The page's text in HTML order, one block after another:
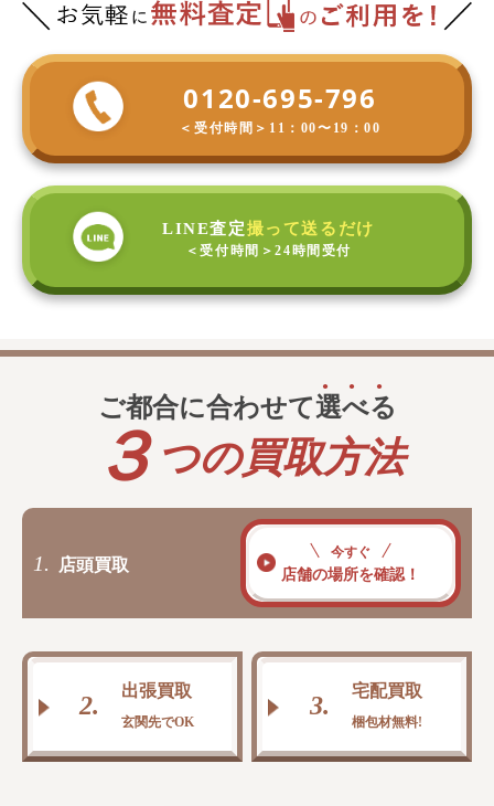
0120-695-796
＜受付時間＞ 11：00〜19：00
LINE査定撮って送るだけ
＜受付時間＞24時間受付
ご都合に合わせて選べる
３ つの買取方法
1. 店頭買取
今すぐ
店舗の場所を確認！
2.
出張買取
玄関先でOK
3.
宅配買取
梱包材無料!